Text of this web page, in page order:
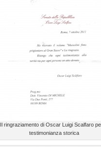
Il ringraziamento di Oscar Luigi Scalfaro
testimonianza storica